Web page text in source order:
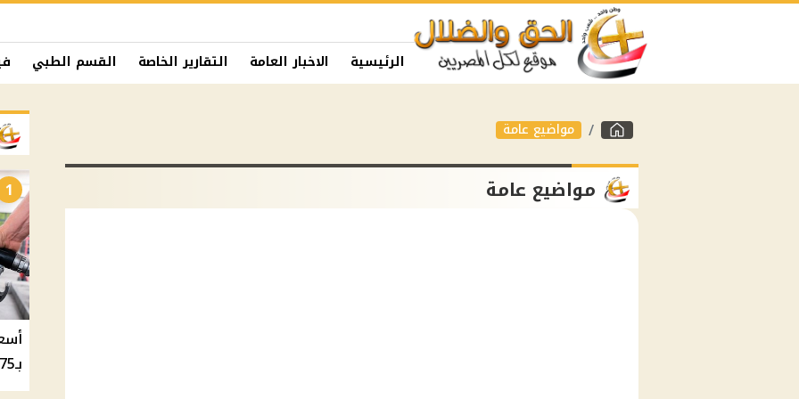
الرئيسية الاخبار العامة التقارير الخاصة القسم الطبي
مواضيع عامة
مواضيع عامة 1
بـ20.75 جنيه والسولار بـ20.50 جنيه